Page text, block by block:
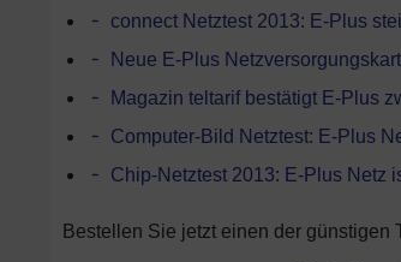
connect Netztest 2013: E-Plus
Neue E-Plus
Magazin teltarif bestätigt E-Plus
Computer-Bild Netztest: E-Plus
Chip-Netztest 2013: E-Plus Netz
Bestellen Sie jetzt einen der günstigen